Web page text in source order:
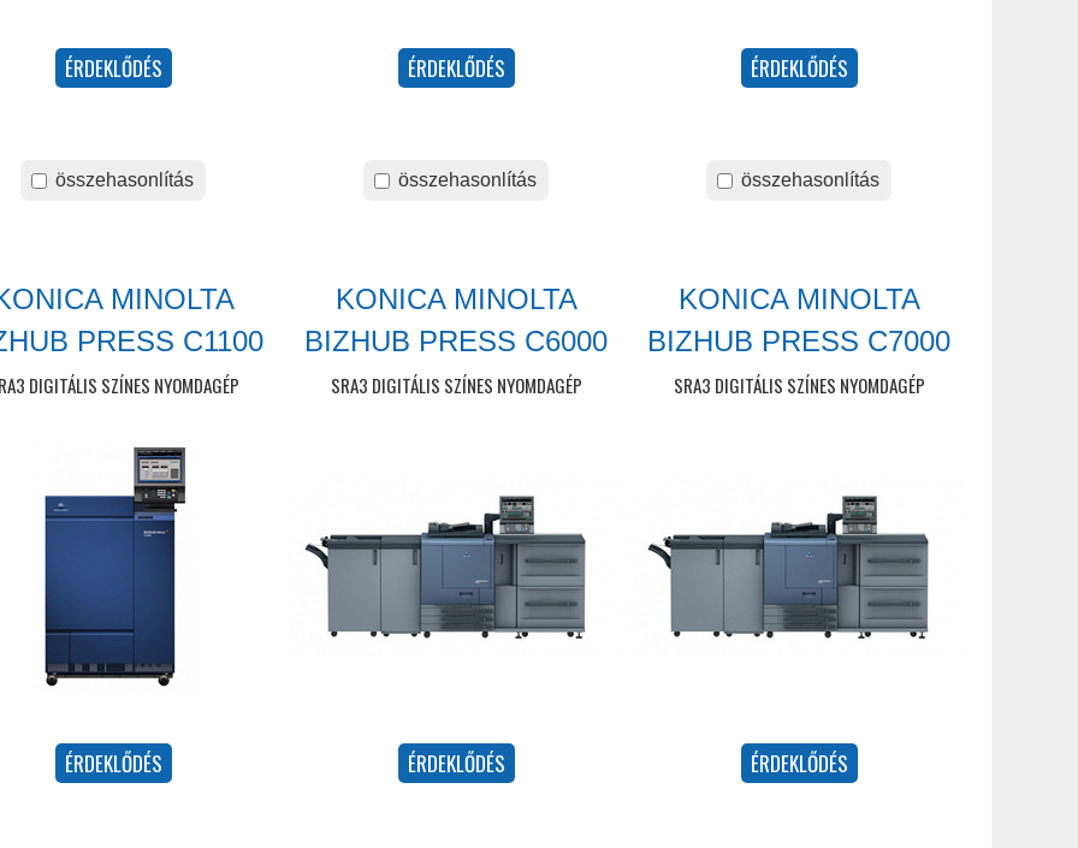
összehasonlítás összehasonlítás összehasonlítás
MINOLTA
PRESS C1100
DIGITÁLIS SZÍNES NYOMDAGÉP
KONICA MINOLTA
BIZHUB PRESS C6000
SRA3 DIGITÁLIS SZÍNES NYOMDAGÉP
KONICA MINOLTA
BIZHUB PRESS C7000
SRA3 DIGITÁLIS SZÍNES NYOMDAGÉP